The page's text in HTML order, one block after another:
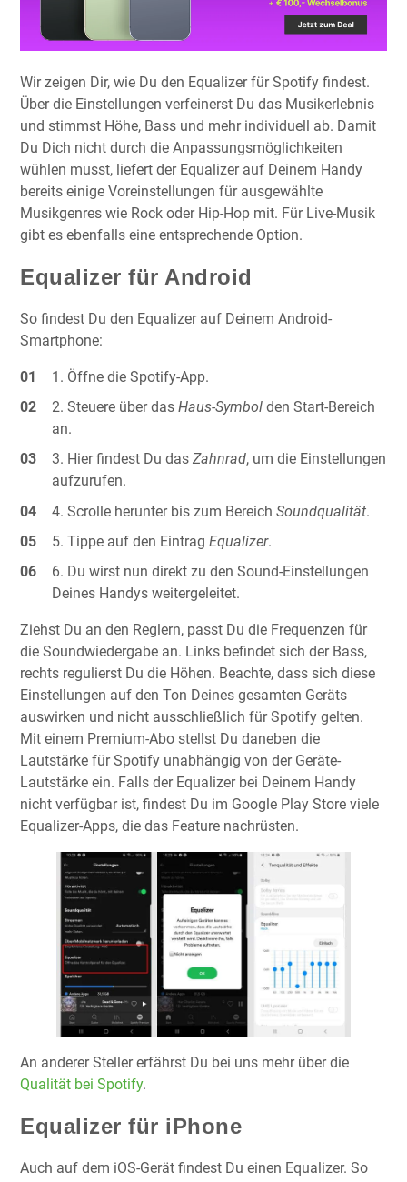
Wir zeigen Dir, wie Du den Equalizer für Spotify findest.
Über die Einstellungen verfeinerst Du das Musikerlebnis
und stimmst Höhe, Bass und mehr individuell ab. Damit
Du Dich nicht durch die Anpassungsmöglichkeiten
wühlen musst, liefert der Equalizer auf Deinem Handy
bereits einige Voreinstellungen für ausgewählte
Musikgenres wie Rock oder Hip-Hop mit. Für Live-Musik
gibt es ebenfalls eine entsprechende Option.
Equalizer für Android
So findest Du den Equalizer auf Deinem Android-
Smartphone:
Öffne die Spotify-App.
Steuere über dasHaus-Symbol den Start-Bereich
an.
Hier findest Du dasZahnrad, um die Einstellungen
aufzurufen.
Scrolle herunter bis zum BereichSoundqualität.
Tippe auf den EintragEqualizer.
Du wirst nun direkt zu den Sound-Einstellungen
Deines Handys weitergeleitet.
Ziehst Du an den Reglern, passt Du die Frequenzen für
die Soundwiedergabe an. Links befindet sich der Bass,
rechts regulierst Du die Höhen. Beachte, dass sich diese
Einstellungen auf den Ton Deines gesamten Geräts
auswirken und nicht ausschließlich für Spotify gelten.
Mit einem Premium-Abo stellst Du daneben die
Lautstärke für Spotify unabhängig von der Geräte-
Lautstärke ein. Falls der Equalizer bei Deinem Handy
nicht verfügbar ist, findest Du im Google Play Store viele
Equalizer-Apps, die das Feature nachrüsten.
An anderer Steller erfährst Du bei uns mehr über die
Qualität bei Spotify.
Equalizer für iPhone
Auch auf dem iOS-Gerät findest Du einen Equalizer. So